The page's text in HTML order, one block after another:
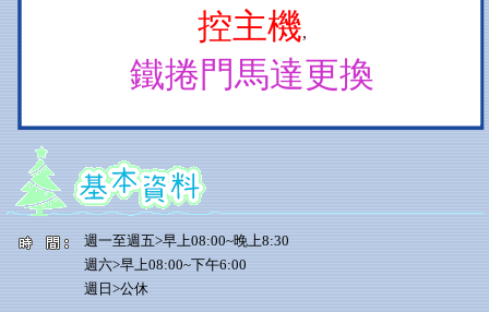
控主機,
鐵捲門馬達更換
週一至週五>早上08:00~晚上8:30
週六>早上08:00~下午6:00
週日>公休